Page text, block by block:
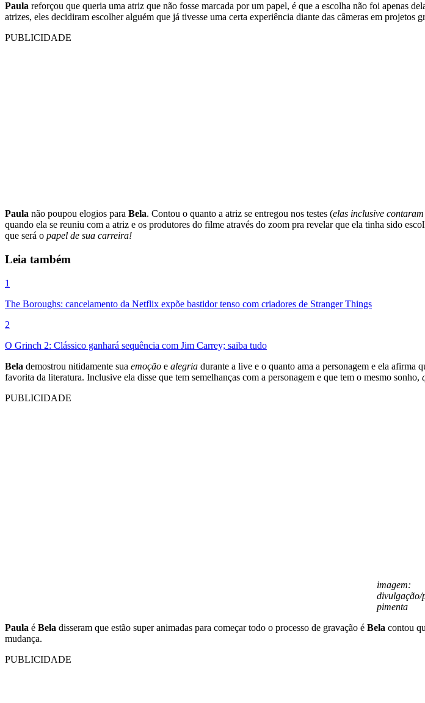
Paula reforçou que queria uma atriz que não fosse marcada por um papel, é que a escolha não foi apenas
atrizes, eles decidiram escolher alguém que já tivesse uma certa experiência diante das câmeras em projetos
PUBLICIDADE
Paula não poupou elogios para Bela. Contou o quanto a atriz se entregou nos testes (elas inclusive
quando ela se reuniu com a atriz e os produtores do filme através do zoom pra revelar que ela tinha sido
que será o papel de sua carreira!
Leia também
1
The Boroughs: cancelamento da Netflix expõe bastidor tenso com criadores de Stranger Things
2
O Grinch 2: Clássico ganhará sequência com Jim Carrey; saiba tudo
Bela demostrou nitidamente sua emoção e alegria durante a live e o quanto ama a personagem e ela afirma
favorita da literatura. Inclusive ela disse que tem semelhanças com a personagem e que tem o mesmo sonho,
PUBLICIDADE
imagem:
divulgação/
pimenta
Paula é Bela disseram que estão super animadas para começar todo o processo de gravação é Bela contou
mudança.
PUBLICIDADE